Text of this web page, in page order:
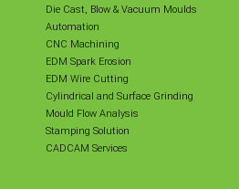
Die Cast, Blow & Vacuum Moulds
Automation
CNC Machining
EDM Spark Erosion
EDM Wire Cutting
Cylindrical and Surface Grinding
Mould Flow Analysis
Stamping Solution
CADCAM Services